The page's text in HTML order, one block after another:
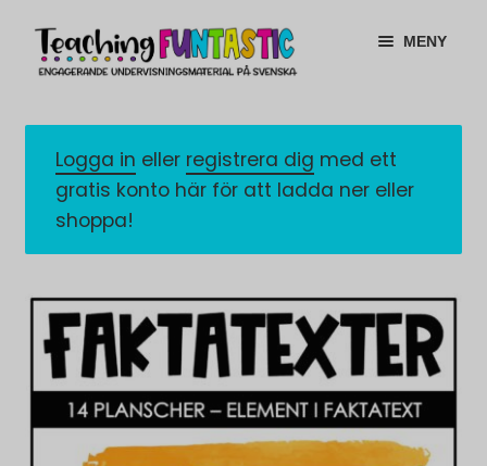
Hoppa
till
navigering
Gå
till
innehåll
MENY
MITT KONTO
GRATISMATERIAL
LICENSER
EXPANDERA
UNDERMENY
TYPSNITT
Logga in eller registrera dig med ett
gratis konto här för att ladda ner eller
shoppa!